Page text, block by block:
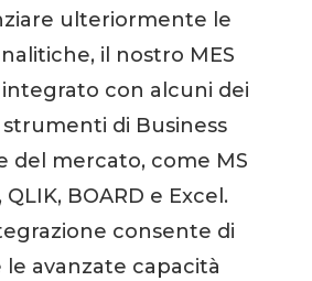
ulteriormente le
il nostro MES
con alcuni dei
di Business
del mercato, come MS
BOARD e Excel.
consente di
avanzate capacità